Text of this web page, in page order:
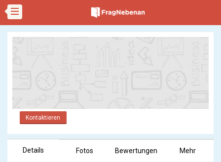
Kontaktieren
Details Fotos Bewertungen Mehr